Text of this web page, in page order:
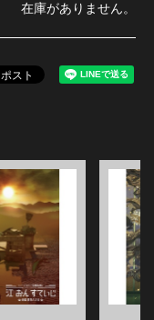
在庫がありません。